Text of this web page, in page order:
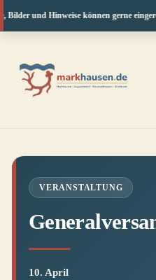
und Hinweise können gerne
springen
VERANSTALTUNG
10. April